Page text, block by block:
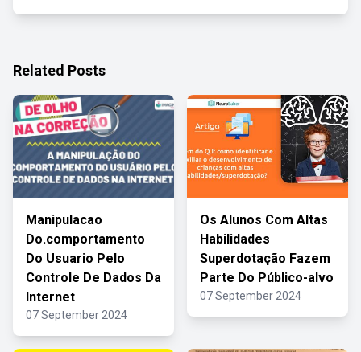
Related Posts
Manipulacao
Do.comportamento
Do Usuario Pelo
Controle De Dados Da
Internet
07 September 2024
Os Alunos Com Altas
Habilidades
Superdotação Fazem
Parte Do Público-alvo
07 September 2024